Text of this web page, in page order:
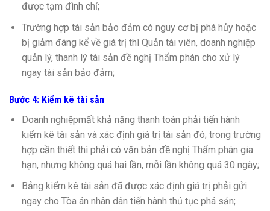
được tạm đình chỉ;
Trường hợp tài sản bảo đảm có nguy cơ bị phá hủy hoặc
bị giảm đáng kể về giá trị thì Quản tài viên, doanh nghiệp
quản lý, thanh lý tài sản đề nghị Thẩm phán cho xử lý
ngay tài sản bảo đảm;
Bước 4: Kiểm kê tài sản
Doanh nghiệpmất khả năng thanh toán phải tiến hành
kiểm kê tài sản và xác định giá trị tài sản đó; trong trường
hợp cần thiết thì phải có văn bản đề nghị Thẩm phán gia
hạn, nhưng không quá hai lần, mỗi lần không quá 30 ngày;
Bảng kiểm kê tài sản đã được xác định giá trị phải gửi
ngay cho Tòa án nhân dân tiến hành thủ tục phá sản;